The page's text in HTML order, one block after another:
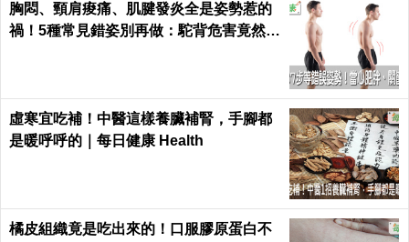
胸悶、頸肩痠痛、肌腱發炎全是姿勢惹的
禍！5種常見錯姿別再做：駝背危害竟然這
虛寒宜吃補！中醫這樣養臟補腎，手腳都
是暖呼呼的｜每日健康 Health
橘皮組織竟是吃出來的！口服膠原蛋白不